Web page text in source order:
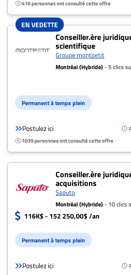
416 personnes ont consulté cette offre
EN VEDETTE
Conseiller.ère
scientifique
Groupe montpetit
Montréal (Hybride)- 5 clics
Permanent à temps plein
Postulez ici
1039 personnes ont consulté cette offre
Conseiller.ère
acquisitions
Saputo
Montréal (Hybride)- 10 clics
116K$ - 152 250,00$ /an
Permanent à temps plein
Postulez ici